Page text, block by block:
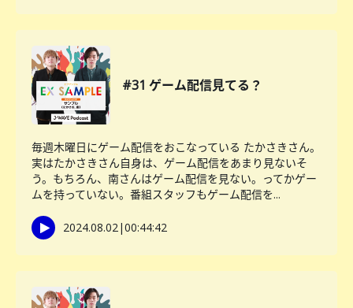
#31 ゲーム配信見てる？
毎週木曜日にゲーム配信をおこなっている たかさきさん。
実はたかさきさん自身は、ゲーム配信をあまり見ないそ
う。もちろん、南さんはゲーム配信を見ない。ってかゲー
ムを持っていない。番組スタッフもゲーム配信を...
2024.08.02|00:44:42